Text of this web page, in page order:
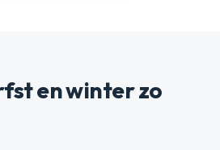
en winter zo